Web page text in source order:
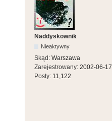
Naddyskownik
Nieaktywny
Skąd: Warszawa
Zarejestrowany: 2002-06-17
Posty: 11,122